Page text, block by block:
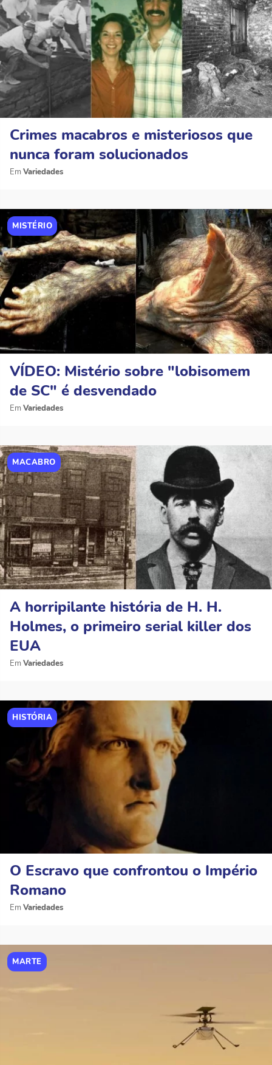
Crimes macabros e misteriosos que
nunca foram solucionados
Variedades
MISTÉRIO
VÍDEO: Mistério sobre "lobisomem
de SC" é desvendado
Variedades
MACABRO
A horripilante história de H. H.
Holmes, o primeiro serial killer dos
EUA
Variedades
HISTÓRIA
O Escravo que confrontou o Império
Romano
Variedades
MARTE